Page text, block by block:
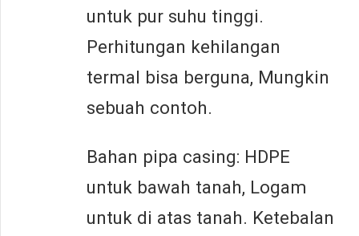
untuk pur suhu tinggi.
Perhitungan kehilangan
termal bisa berguna, Mungkin
sebuah contoh.
Bahan pipa casing: HDPE
untuk bawah tanah, Logam
untuk di atas tanah. Ketebalan